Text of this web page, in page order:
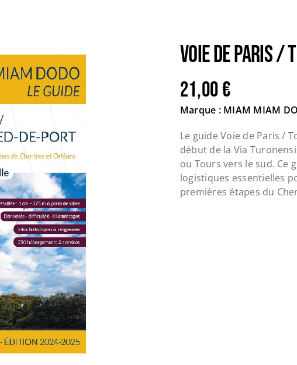
VOIE DE PARIS /
21,00€
Marque : MIAM MIAM
Le guide Voie de Paris /
début de la Via
ou Tours vers le sud.
logistiques essentielles
premières étapes du